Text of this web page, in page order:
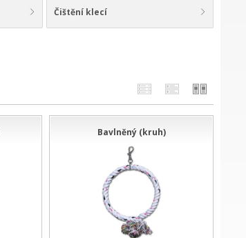
Čištění klecí
Bavlněný (kruh)